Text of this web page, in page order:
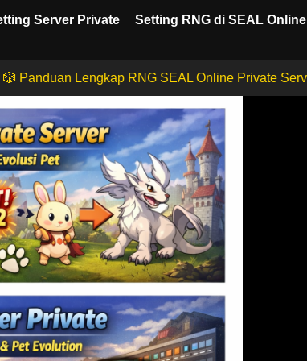
Server Private Setting RNG di SEAL
Online Private Server • Analisis Drop Rate,